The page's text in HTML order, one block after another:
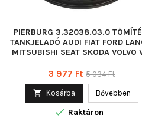
PIERBURG 3.32038.03.0
TANKJELADÓ AUDI FIAT FORD
MITSUBISHI SEAT SKODA VOLVO
Ár
3 977 Ft Normál
5 034 Ft
 Kosárba Bővebben
 Raktáron